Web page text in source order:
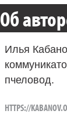
Об
Илья
пчеловод.
HTTPS://